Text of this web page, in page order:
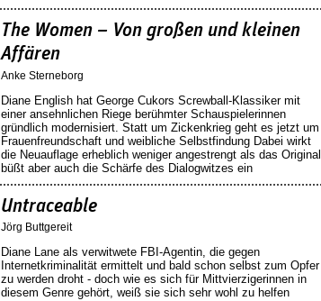
The Women – Von großen und kleinen
Affären
Anke Sterneborg
Diane English hat George Cukors Screwball-Klassiker mit
einer ansehnlichen Riege berühmter Schauspielerinnen
gründlich modernisiert. Statt um Zickenkrieg geht es jetzt um
Frauenfreundschaft und weibliche Selbstfindung Dabei wirkt
die Neuauflage erheblich weniger angestrengt als das Original,
büßt aber auch die Schärfe des Dialogwitzes ein
Untraceable
Jörg Buttgereit
Diane Lane als verwitwete FBI-Agentin, die gegen
Internetkriminalität ­ermittelt und bald schon selbst zum Opfer
zu werden droht - doch wie es sich für Mittvierzigerinnen in
diesem Genre gehört, weiß sie sich sehr wohl zu helfen